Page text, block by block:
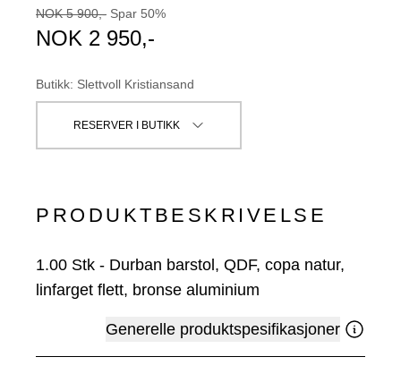
NOK 5 900,- Spar 50%
NOK 2 950,-
Butikk: Slettvoll Kristiansand
RESERVER I BUTIKK
PRODUKTBESKRIVELSE
1.00 Stk - Durban barstol, QDF, copa natur,
linfarget flett, bronse aluminium
Generelle produktspesifikasjoner